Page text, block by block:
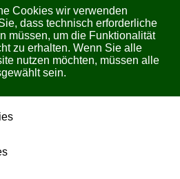
Cookies wir verwenden
dass technisch erforderliche
müssen, um die Funktionalität
zu erhalten. Wenn Sie alle
nutzen möchten, müssen alle
sein.
einwandfreien Betrieb unserer
HDMI2.1 AOC Fiber